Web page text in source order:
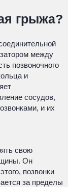
грыжа?
между
позвоночного
и
сосудов,
и их
свою
Он
позвонки
за пределы